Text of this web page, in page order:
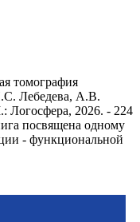
томография
Лебедева, А.В.
2026. - 224
посвящена одному
- функциональной